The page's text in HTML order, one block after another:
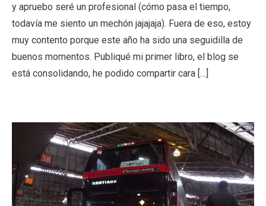
y apruebo seré un profesional (cómo pasa el tiempo,
todavía me siento un mechón jajajaja). Fuera de eso, estoy
muy contento porque este año ha sido una seguidilla de
buenos momentos. Publiqué mi primer libro, el blog se
está consolidando, he podido compartir cara […]